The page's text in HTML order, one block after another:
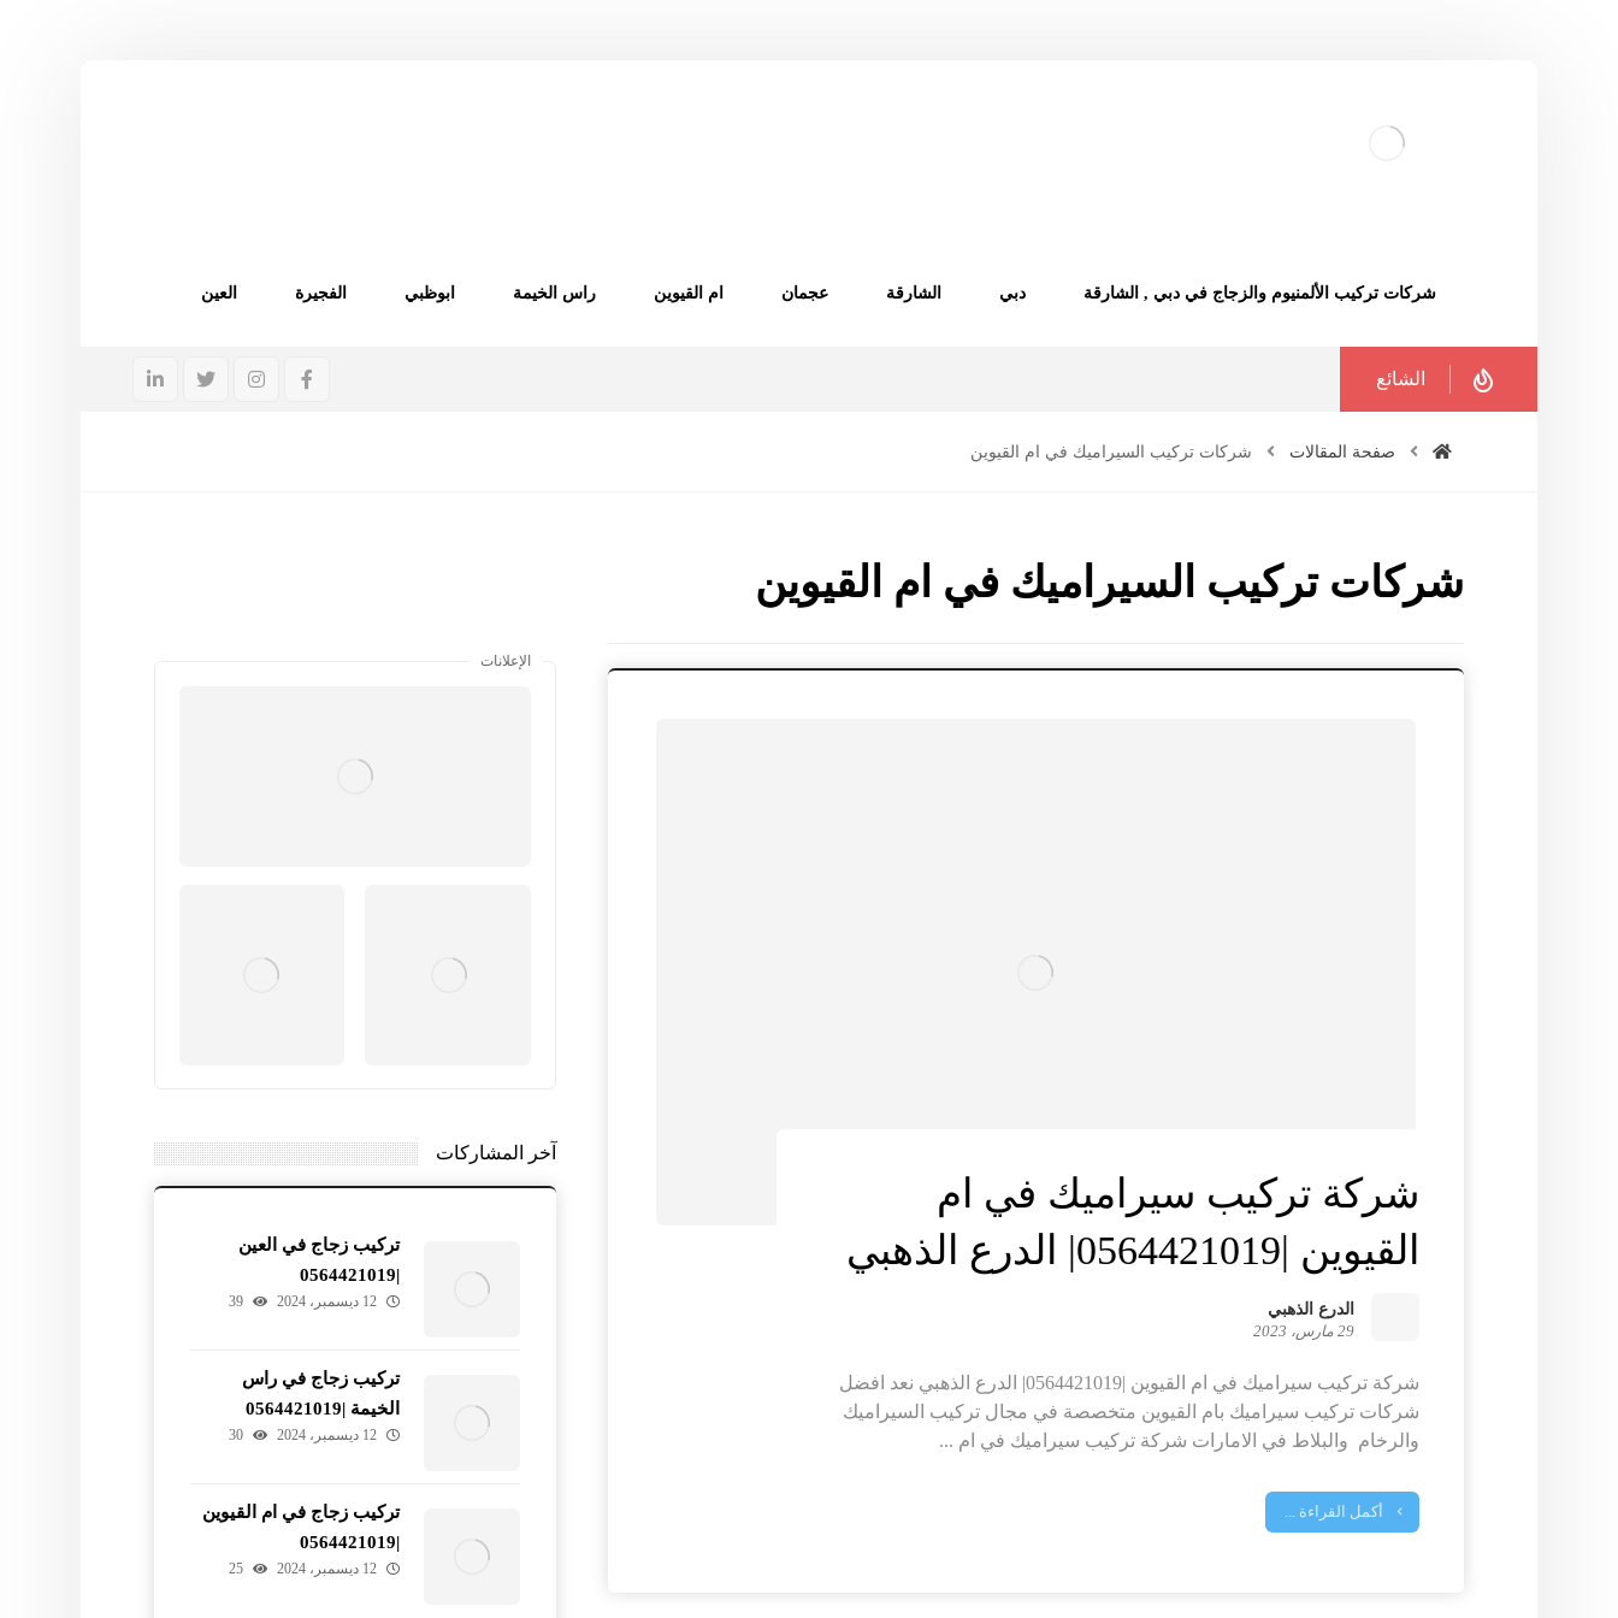
شركات تركيب الألمنيوم والزجاج في دبي , الشارقة دبي الشارقة عجمان ام القيوين راس الخيمة ابوظبي الفجيرة العين
الشائع
صفحة المقالات شركات تركيب السيراميك في ام القيوين
شركات تركيب السيراميك في ام القيوين
شركة تركيب سيراميك في ام
القيوين |0564421019| الدرع الذهبي
الدرع الذهبي
29 مارس، 2023
شركة تركيب سيراميك في ام القيوين |0564421019| الدرع الذهبي نعد افضل
شركات تركيب سيراميك بام القيوين متخصصة في مجال تركيب السيراميك
والرخام والبلاط في الامارات شركة تركيب سيراميك في ام ...
أكمل القراءة ...
الإعلانات
آخر المشاركات
تركيب زجاج في العين
|0564421019
12 ديسمبر، 2024 39
تركيب زجاج في راس
الخيمة |0564421019
12 ديسمبر، 2024 30
تركيب زجاج في ام القيوين
|0564421019
12 ديسمبر، 2024 25